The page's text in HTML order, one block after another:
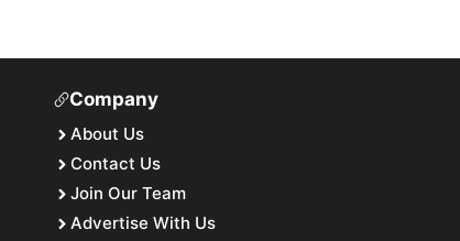
Company
About Us
Contact Us
Join Our Team
Advertise With Us